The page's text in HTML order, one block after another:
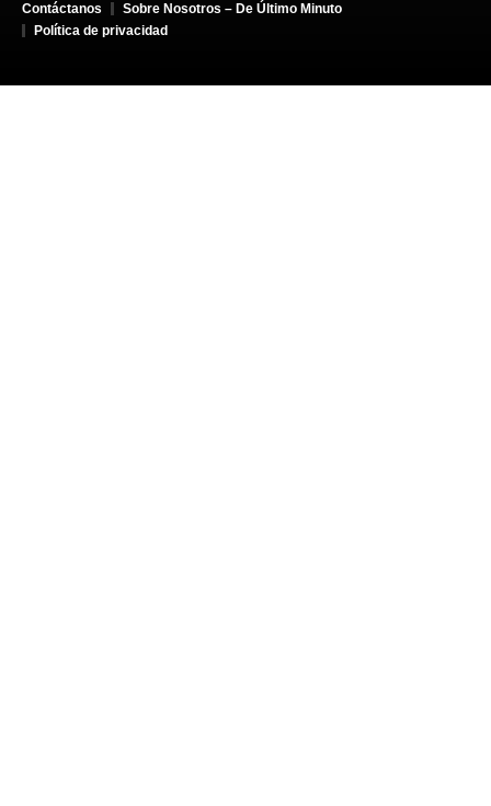
Contáctanos
Sobre Nosotros – De Último Minuto
Política de privacidad